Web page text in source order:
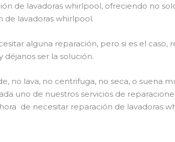
de lavadoras whirlpool, ofreciendo no
lavadoras whirlpool.
alguna reparación, pero si es el caso,
ser la solución.
no lava, no centrifuga, no seca, o suena
uno de nuestros servicios de
de necesitar reparación de lavadoras